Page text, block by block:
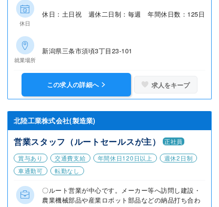
休日
休日：土日祝 週休二日制：毎週 年間休日数：125日
就業場所
新潟県三条市須頃3丁目23-101
この求人の詳細へ 求人をキープ
北陸工業株式会社(製造業)
営業スタッフ（ルートセールスが主）
正社員
賞与あり
交通費支給 年間休日120日以上
週休2日制
車通勤可
転勤なし
〇ルート営業が中心です。メーカー等へ訪問し建設・
農業機械部品や産業ロボット部品などの納品打ち合わ